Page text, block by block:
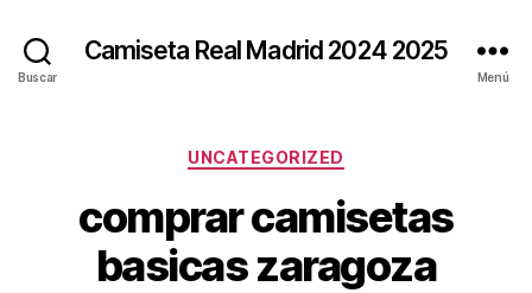
Buscar
Camiseta Real Madrid 2024 2025
Menú
Categorías
UNCATEGORIZED
comprar camisetas
basicas zaragoza